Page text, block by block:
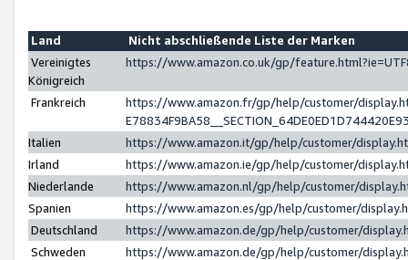
Land
Nicht abschließende Liste der Marken
Vereinigtes
Königreich
https://www.amazon.co.uk/gp/
Frankreich
https://www.amazon.fr/gp/help/customer/
Italien
https://www.amazon.it/gp/help/customer/
Irland
https://www.amazon.ie/gp/help/customer/
Niederlande
https://www.amazon.nl/gp/help/customer/
Spanien
https://www.amazon.es/gp/help/customer/
Deutschland
https://www.amazon.de/gp/help/customer/
Schweden
https://www.amazon.de/gp/help/customer/